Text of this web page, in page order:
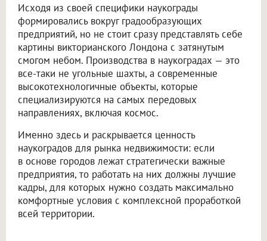
Исходя из своей специфики наукограды
формировались вокруг градообразующих
предприятий, но не стоит сразу представлять себе
картины викторианского Лондона с затянутым
смогом небом. Производства в наукоградах — это
все-таки не угольные шахты, а современные
высокотехнологичные объекты, которые
специализируются на самых передовых
направлениях, включая космос.
Именно здесь и раскрывается ценность
наукоградов для рынка недвижимости: если
в основе городов лежат стратегически важные
предприятия, то работать на них должны лучшие
кадры, для которых нужно создать максимально
комфортные условия с комплексной проработкой
всей территории.